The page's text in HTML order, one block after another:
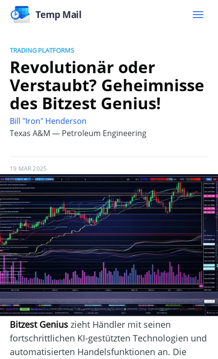
Temp Mail
TRADING PLATFORMS
Revolutionär oder
Verstaubt? Geheimnisse
des Bitzest Genius!
Bill "Iron" Henderson
Texas A&M — Petroleum Engineering
19 MAR 2025
Bitzest Genius zieht Händler mit seinen
fortschrittlichen KI-gestützten Technologien und
automatisierten Handelsfunktionen an. Die